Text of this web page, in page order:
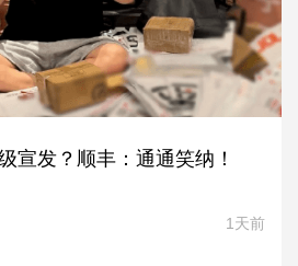
宣发？顺丰：通通笑纳！
1天前